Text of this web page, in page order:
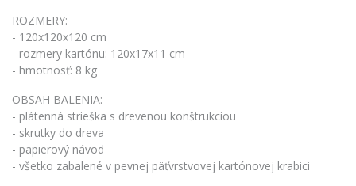
ROZMERY:
- 120x120x120 cm
- rozmery kartónu: 120x17x11 cm
- hmotnosť: 8 kg
OBSAH BALENIA:
- plátenná strieška s drevenou konštrukciou
- skrutky do dreva
- papierový návod
- všetko zabalené v pevnej päťvrstvovej kartónovej krabici